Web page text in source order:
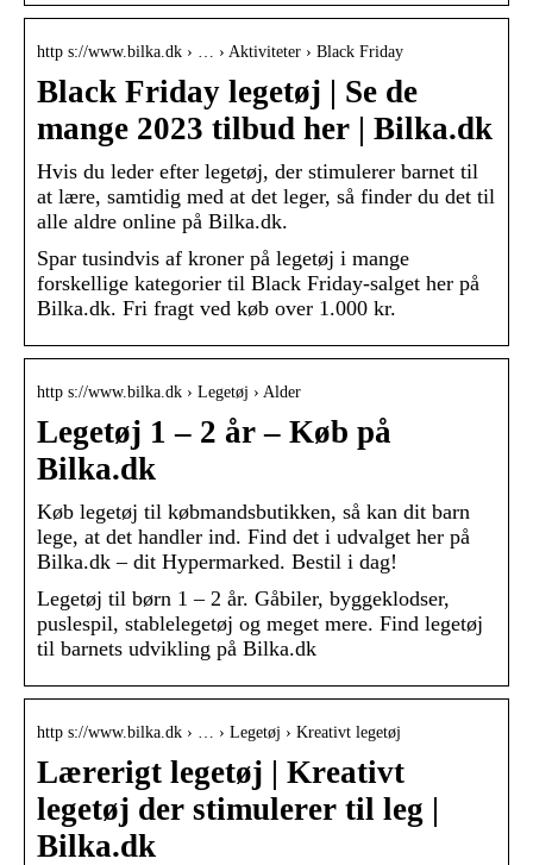
http s://www.bilka.dk › … › Aktiviteter › Black Friday
Black Friday legetøj | Se de
mange 2023 tilbud her | Bilka.dk
Hvis du leder efter legetøj, der stimulerer barnet til
at lære, samtidig med at det leger, så finder du det til
alle aldre online på Bilka.dk.
Spar tusindvis af kroner på legetøj i mange
forskellige kategorier til Black Friday-salget her på
Bilka.dk. Fri fragt ved køb over 1.000 kr.
http s://www.bilka.dk › Legetøj › Alder
Legetøj 1 – 2 år – Køb på
Bilka.dk
Køb legetøj til købmandsbutikken, så kan dit barn
lege, at det handler ind. Find det i udvalget her på
Bilka.dk – dit Hypermarked. Bestil i dag!
Legetøj til børn 1 – 2 år. Gåbiler, byggeklodser,
puslespil, stablelegetøj og meget mere. Find legetøj
til barnets udvikling på Bilka.dk
http s://www.bilka.dk › … › Legetøj › Kreativt legetøj
Lærerigt legetøj | Kreativt
legetøj der stimulerer til leg |
Bilka.dk